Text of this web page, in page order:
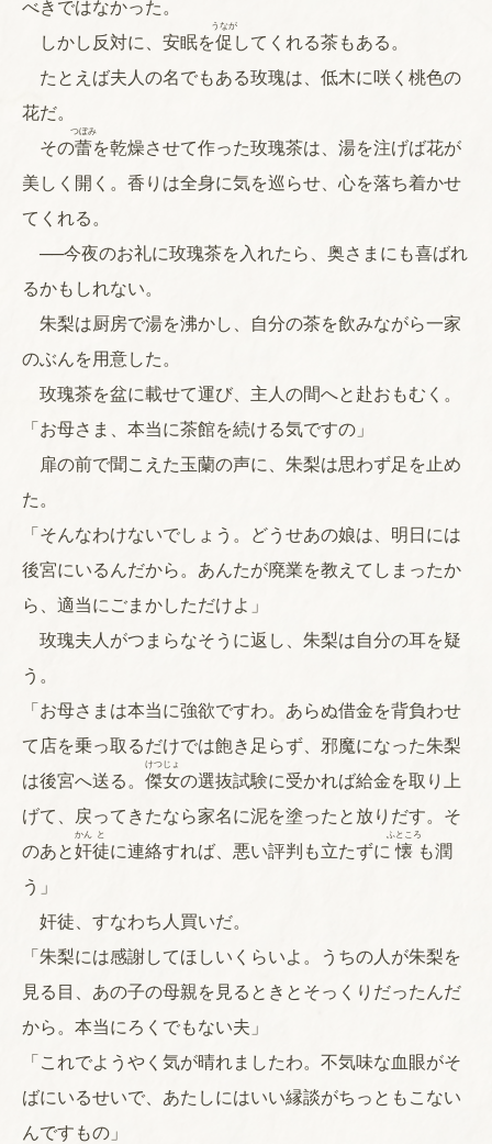
べきではなかった。
しかし反対に、安眠を促
うなが
してくれる茶もある。
たとえば夫人の名でもある玫瑰は、低木に咲く桃色の
花だ。
その蕾
つぼみ
を乾燥させて作った玫瑰茶は、湯を注げば花が
美しく開く。香りは全身に気を巡らせ、心を落ち着かせ
てくれる。
──今夜のお礼に玫瑰茶を入れたら、奥さまにも喜ばれ
るかもしれない。
朱梨は厨房で湯を沸かし、自分の茶を飲みながら一家
のぶんを用意した。
玫瑰茶を盆に載せて運び、主人の間へと赴おもむく。
「お母さま、本当に茶館を続ける気ですの」
扉の前で聞こえた玉蘭の声に、朱梨は思わず足を止め
た。
「そんなわけないでしょう。どうせあの娘は、明日には
後宮にいるんだから。あんたが廃業を教えてしまったか
ら、適当にごまかしただけよ」
玫瑰夫人がつまらなそうに返し、朱梨は自分の耳を疑
う。
「お母さまは本当に強欲ですわ。あらぬ借金を背負わせ
て店を乗っ取るだけでは飽き足らず、邪魔になった朱梨
は後宮へ送る。 傑
けつ
女
じょ
の選抜試験に受かれば給金を取り上
げて、戻ってきたなら家名に泥を塗ったと放りだす。そ
のあと奸
かん
徒
と
に連絡すれば、悪い評判も立たずに 懐
ふところ
も潤
う」
奸徒、すなわち人買いだ。
「朱梨には感謝してほしいくらいよ。うちの人が朱梨を
見る目、あの子の母親を見るときとそっくりだったんだ
から。本当にろくでもない夫」
「これでようやく気が晴れましたわ。不気味な血眼がそ
ばにいるせいで、あたしにはいい縁談がちっともこない
んですもの」